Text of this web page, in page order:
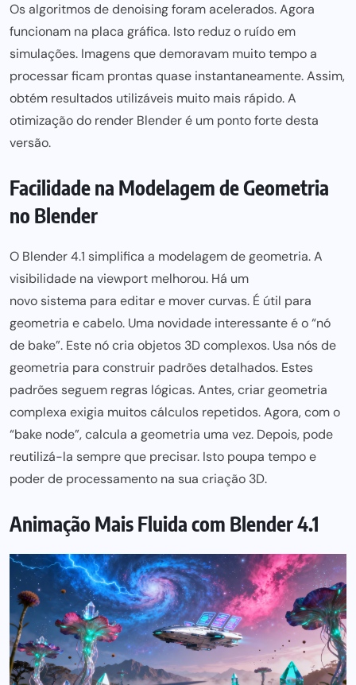
Os algoritmos de denoising foram acelerados. Agora
funcionam na placa gráfica. Isto reduz o ruído em
simulações. Imagens quedemoravam muito tempoa
processar ficam prontas quase instantaneamente. Assim,
obtém resultados utilizáveis muito mais rápido. A
otimização do render Blender é um ponto forte desta
versão.
Facilidade na Modelagem de Geometria
no Blender
O Blender 4.1 simplifica a modelagem de geometria. A
visibilidade na viewport melhorou. Há um
novo sistema para editar e mover curvas. É útil para
geometria e cabelo. Uma novidade interessante é o “nó
de bake”. Este nó cria objetos 3D complexos. Usa nós de
geometria para construir padrões detalhados. Estes
padrões seguem regras lógicas. Antes, criar geometria
complexa exigia muitos cálculos repetidos. Agora, com o
“bake node”, calcula a geometria uma vez. Depois, pode
reutilizá-la sempre que precisar. Isto poupa tempo e
poder de processamento na sua criação 3D.
Animação Mais Fluida com Blender 4.1